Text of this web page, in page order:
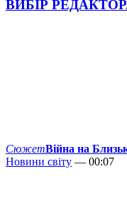
ВИБІР
СюжетВійна на
Новини світу — 00:07